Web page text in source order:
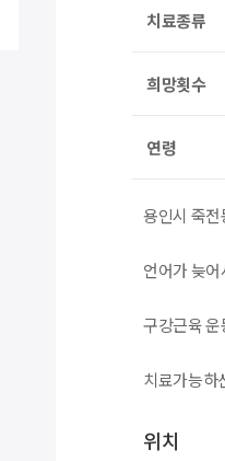
치료종류
희망횟수
연령
용인시 죽
언어가 늦
구강근육
치료가능하
위치